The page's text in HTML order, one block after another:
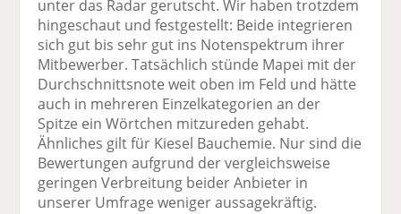
unter das Radar gerutscht. Wir haben trotzdem
hingeschaut und festgestellt: Beide integrieren
sich gut bis sehr gut ins Notenspektrum ihrer
Mitbewerber. Tatsächlich stünde Mapei mit der
Durchschnittsnote weit oben im Feld und hätte
auch in mehreren Einzelkategorien an der
Spitze ein Wörtchen mitzureden gehabt.
Ähnliches gilt für Kiesel Bauchemie. Nur sind die
Bewertungen aufgrund der vergleichsweise
geringen Verbreitung beider Anbieter in
unserer Umfrage weniger aussagekräftig.